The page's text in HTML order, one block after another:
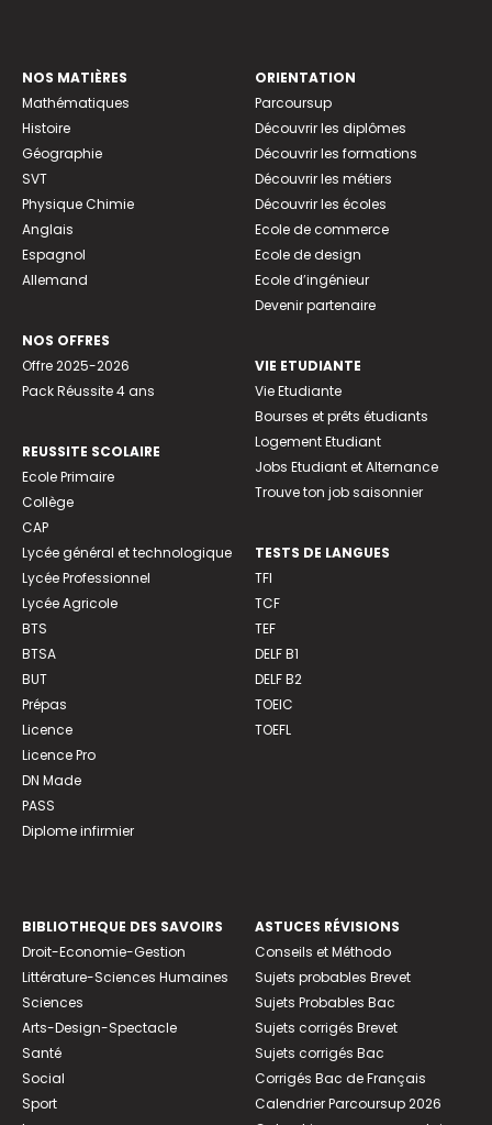
NOS MATIÈRES
Mathématiques
Histoire
Géographie
SVT
Physique Chimie
Anglais
Espagnol
Allemand
NOS OFFRES
Offre 2025-2026
Pack Réussite 4 ans
REUSSITE SCOLAIRE
Ecole Primaire
Collège
CAP
Lycée général et technologique
Lycée Professionnel
Lycée Agricole
BTS
BTSA
BUT
Prépas
Licence
Licence Pro
DN Made
PASS
Diplome infirmier
ORIENTATION
Parcoursup
Découvrir les diplômes
Découvrir les formations
Découvrir les métiers
Découvrir les écoles
Ecole de commerce
Ecole de design
Ecole d’ingénieur
Devenir partenaire
VIE ETUDIANTE
Vie Etudiante
Bourses et prêts étudiants
Logement Etudiant
Jobs Etudiant et Alternance
Trouve ton job saisonnier
TESTS DE LANGUES
TFI
TCF
TEF
DELF B1
DELF B2
TOEIC
TOEFL
BIBLIOTHEQUE DES SAVOIRS
Droit-Economie-Gestion
Littérature-Sciences Humaines
Sciences
Arts-Design-Spectacle
Santé
Social
Sport
ASTUCES RÉVISIONS
Conseils et Méthodo
Sujets probables Brevet
Sujets Probables Bac
Sujets corrigés Brevet
Sujets corrigés Bac
Corrigés Bac de Français
Calendrier Parcoursup 2026